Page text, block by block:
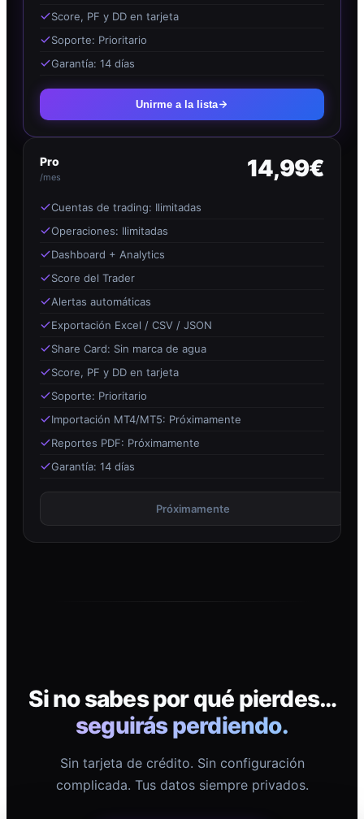
Score, PF y DD en tarjeta
Soporte: Prioritario
Garantía: 14 días
Unirme a la lista
Pro
/mes 14,99€
Cuentas de trading: Ilimitadas
Operaciones: Ilimitadas
Dashboard + Analytics
Score del Trader
Alertas automáticas
Exportación Excel / CSV / JSON
Share Card: Sin marca de agua
Score, PF y DD en tarjeta
Soporte: Prioritario
Importación MT4/MT5: Próximamente
Reportes PDF: Próximamente
Garantía: 14 días
Próximamente
Si no sabes por qué pierdes…
seguirás perdiendo.
Sin tarjeta de crédito. Sin configuración
complicada. Tus datos siempre privados.